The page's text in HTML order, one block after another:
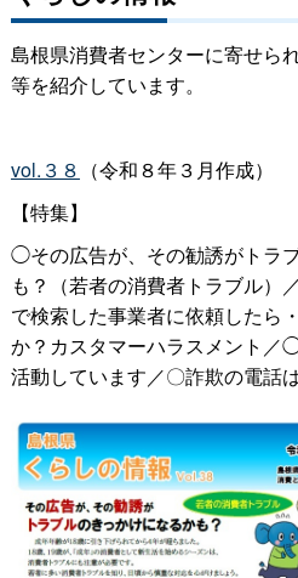
島根県消費者センターに寄せら
等を紹介しています。
vol.３８ （令和８年３月作成）
【特集】
◯その広告が、その勧誘がトラ
も？（若者の消費者トラブル）
で検索した事業者に依頼したら
か？カスタマーハラスメント／
活動しています／〇詐欺の電話